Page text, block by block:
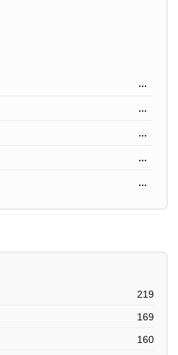
...
...
...
...
...
219
169
160